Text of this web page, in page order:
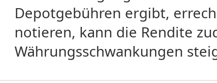
Depotgebühren ergibt,
notieren, kann die Rendite
Währungsschwankungen